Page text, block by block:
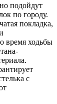
подойдут
по городу.
покладка,
время ходьбы
с